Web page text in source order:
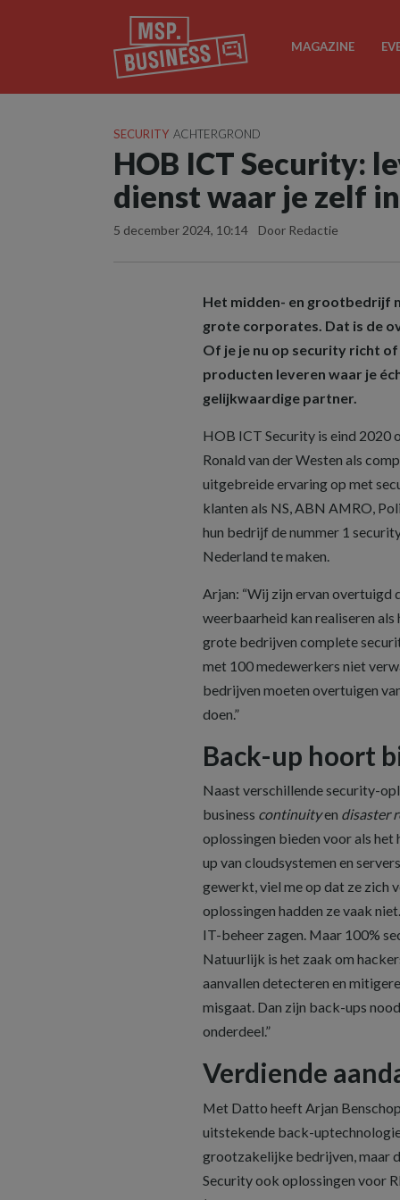
MAGAZINE
SECURITY ACHTERGROND
HOB ICT Security:
dienst waar je zelf
5 december 2024, 10:14 Door Redactie
Het midden- en grootbedrijf
grote corporates. Dat is de
Of je je nu op security richt
producten leveren waar je
gelijkwaardige partner.
HOB ICT Security is eind 2020
Ronald van der Westen als
uitgebreide ervaring op met
klanten als NS, ABN AMRO,
hun bedrijf de nummer 1
Nederland te maken.
Arjan: “Wij zijn ervan
weerbaarheid kan realiseren
grote bedrijven complete
met 100 medewerkers niet
bedrijven moeten overtuigen
doen.”
Back-up hoort
Naast verschillende security-
business continuityen disaster
oplossingen bieden voor als het
up van cloudsystemen en
gewerkt, viel me op dat ze zich
oplossingen hadden ze vaak
IT-beheer zagen. Maar 100%
Natuurlijk is het zaak om
aanvallen detecteren en
misgaat. Dan zijn back-ups
onderdeel.”
Verdiende
Met Datto heeft Arjan
uitstekende back-
grootzakelijke bedrijven, maar
Security ook oplossingen voor